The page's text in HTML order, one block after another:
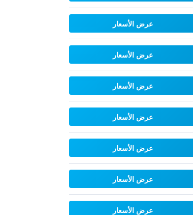
عرض الأسعار
عرض الأسعار
عرض الأسعار
عرض الأسعار
عرض الأسعار
عرض الأسعار
عرض الأسعار